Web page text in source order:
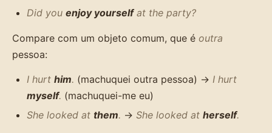
Did you enjoy yourselfat the party?
Compare com um objeto comum, que é outra
pessoa:
I hurt him. (machuquei outra pessoa) → I hurt
myself. (machuquei-me eu)
She looked at them. → She looked at herself.